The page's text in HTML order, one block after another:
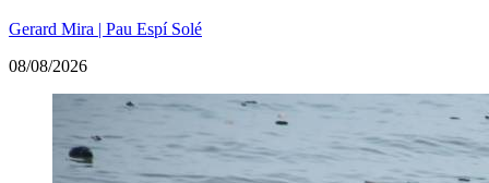
Gerard Mira | Pau Espí Solé
08/08/2026